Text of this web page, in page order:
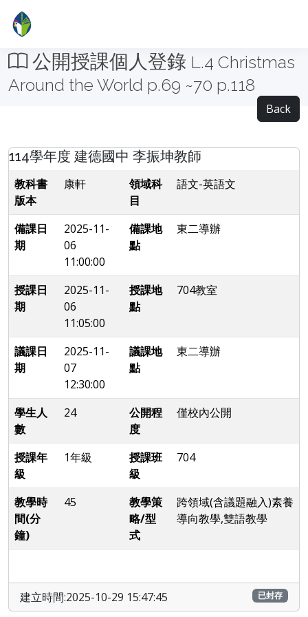
公開授課個人登錄 L.4 Christmas
Around the World p.69 ~70 p.118
Back
114學年度 建德國中 李振坤教師
教科書
版本
康軒
領域科
目
語文-英語文
備課日
期
2025-11-
06
11:00:00
備課地
點
東二導辦
授課日
期
2025-11-
06
11:05:00
授課地
點
704教室
議課日
期
2025-11-
07
12:30:00
議課地
點
東二導辦
學生人
數
24
公開程
度
僅校內公開
授課年
級
1年級
授課班
級
704
教學時
間(分
鐘)
45
教學策
略/型
式
跨領域(含議題融入)素養
導向教學,雙語教學
建立時間:2025-10-29 15:47:45 已封存